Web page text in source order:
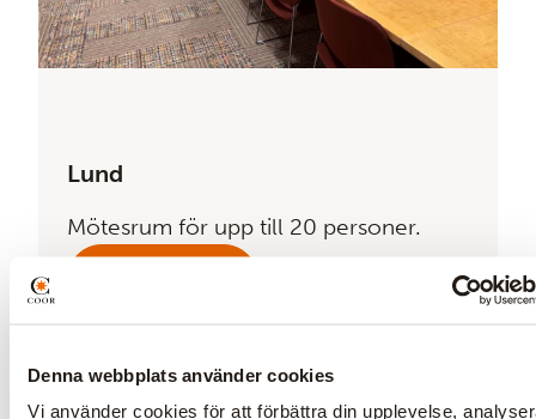
Denna webbplats använder cookies
Vi använder cookies för att förbättra din upplevelse,
Lund
Mötesrum för upp till 20 personer.